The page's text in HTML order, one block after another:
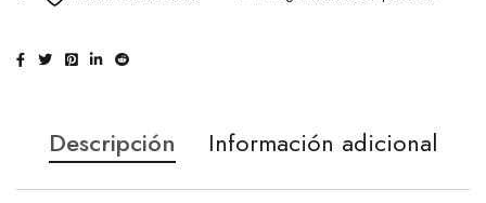
Descripción Información adicional